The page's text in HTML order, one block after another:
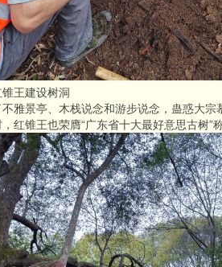
王建设树洞
雅景亭、木栈说念和游步说念，蛊惑大
红锥王也荣膺“广东省十大最好意思古树”